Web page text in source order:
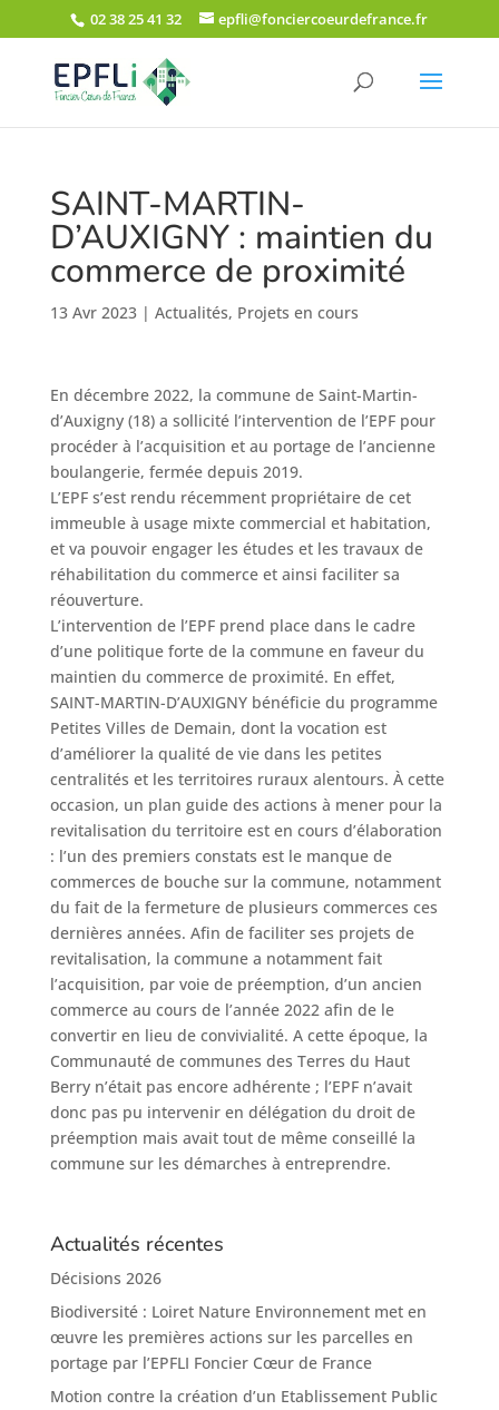
02 38 25 41 32 epfli@fonciercoeurdefrance.fr
SAINT-MARTIN-
D’AUXIGNY : maintien du
commerce de proximité
13 Avr 2023| Actualités, Projets en cours
En décembre 2022, la commune de Saint-Martin-
d’Auxigny (18) a sollicité l’intervention de l’EPF pour
procéder à l’acquisition et au portage de l’ancienne
boulangerie, fermée depuis 2019.
L’EPF s’est rendu récemment propriétaire de cet
immeuble à usage mixte commercial et habitation,
et va pouvoir engager les études et les travaux de
réhabilitation du commerce et ainsi faciliter sa
réouverture.
L’intervention de l’EPF prend place dans le cadre
d’une politique forte de la commune en faveur du
maintien du commerce de proximité. En effet,
SAINT-MARTIN-D’AUXIGNY bénéficie du programme
Petites Villes de Demain, dont la vocation est
d’améliorer la qualité de vie dans les petites
centralités et les territoires ruraux alentours. À cette
occasion, un plan guide des actions à mener pour la
revitalisation du territoire est en cours d’élaboration
: l’un des premiers constats est le manque de
commerces de bouche sur la commune, notamment
du fait de la fermeture de plusieurs commerces ces
dernières années. Afin de faciliter ses projets de
revitalisation, la commune a notamment fait
l’acquisition, par voie de préemption, d’un ancien
commerce au cours de l’année 2022 afin de le
convertir en lieu de convivialité. A cette époque, la
Communauté de communes des Terres du Haut
Berry n’était pas encore adhérente ; l’EPF n’avait
donc pas pu intervenir en délégation du droit de
préemption mais avait tout de même conseillé la
commune sur les démarches à entreprendre.
Actualités récentes
Décisions 2026
Biodiversité : Loiret Nature Environnement met en
œuvre les premières actions sur les parcelles en
portage par l’EPFLI Foncier Cœur de France
Motion contre la création d’un Etablissement Public